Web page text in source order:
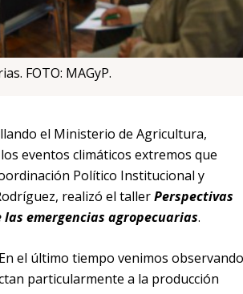
FOTO: MAGyP.
el Ministerio de Agricultura,
eventos climáticos extremos que
Político Institucional y
realizó el tallerPerspectivas
emergencias agropecuarias.
el último tiempo venimos observando
particularmente a la producción